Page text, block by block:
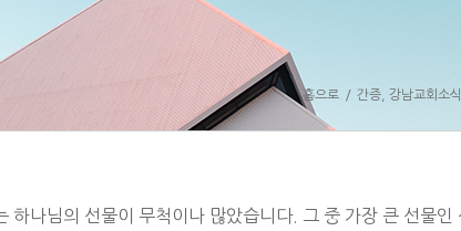
홈으로 / 간증 강남교회소식
하나님의 선물이 무척이나 많았습니다. 그 중 가장 큰 선물